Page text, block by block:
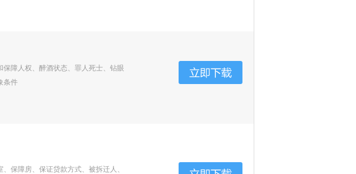
障人权、醉酒状态、罪人死士、钻眼
条件
保障房、保证贷款方式、被拆迁人、